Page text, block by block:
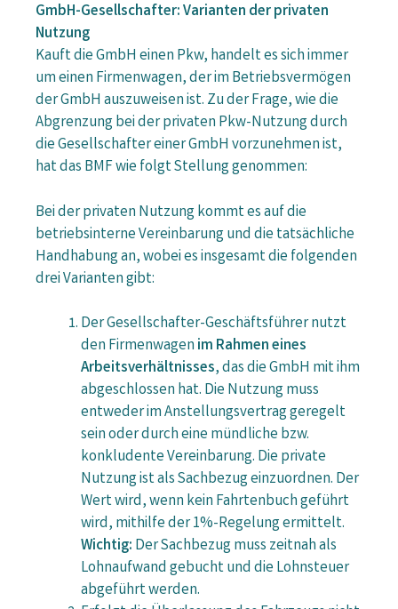
GmbH-Gesellschafter: Varianten der privaten
Nutzung
Kauft die GmbH einen Pkw, handelt es sich immer
um einen Firmenwagen, der im Betriebsvermögen
der GmbH auszuweisen ist. Zu der Frage, wie die
Abgrenzung bei der privaten Pkw-Nutzung durch
die Gesellschafter einer GmbH vorzunehmen ist,
hat das BMF wie folgt Stellung genommen:
Bei der privaten Nutzung kommt es auf die
betriebsinterne Vereinbarung und die tatsächliche
Handhabung an, wobei es insgesamt die folgenden
drei Varianten gibt:
Der Gesellschafter-Geschäftsführer nutzt
den Firmenwagen im Rahmen eines
Arbeitsverhältnisses, das die GmbH mit ihm
abgeschlossen hat. Die Nutzung muss
entweder im Anstellungsvertrag geregelt
sein oder durch eine mündliche bzw.
konkludente Vereinbarung. Die private
Nutzung ist als Sachbezug einzuordnen. Der
Wert wird, wenn kein Fahrtenbuch geführt
wird, mithilfe der 1%-Regelung ermittelt.
Wichtig: Der Sachbezug muss zeitnah als
Lohnaufwand gebucht und die Lohnsteuer
abgeführt werden.